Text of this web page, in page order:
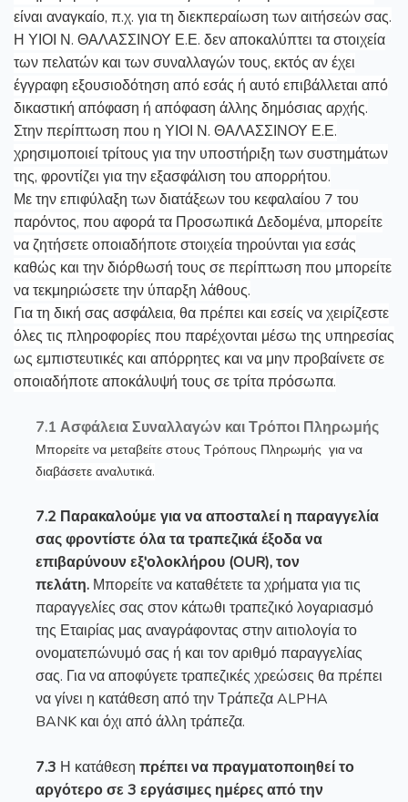
είναι αναγκαίο, π.χ. για τη διεκπεραίωση των αιτήσεών σας.
Η ΥΙΟΙ Ν. ΘΑΛΑΣΣΙΝΟΥ Ε.Ε. δεν αποκαλύπτει τα στοιχεία
των πελατών και των συναλλαγών τους, εκτός αν έχει
έγγραφη εξουσιοδότηση από εσάς ή αυτό επιβάλλεται από
δικαστική απόφαση ή απόφαση άλλης δημόσιας αρχής.
Στην περίπτωση που η ΥΙΟΙ Ν. ΘΑΛΑΣΣΙΝΟΥ Ε.Ε.
χρησιμοποιεί τρίτους για την υποστήριξη των συστημάτων
της, φροντίζει για την εξασφάλιση του απορρήτου.
Με την επιφύλαξη των διατάξεων του κεφαλαίου 7 του
παρόντος, που αφορά τα Προσωπικά Δεδομένα, μπορείτε
να ζητήσετε οποιαδήποτε στοιχεία τηρούνται για εσάς
καθώς και την διόρθωσή τους σε περίπτωση που μπορείτε
να τεκμηριώσετε την ύπαρξη λάθους.
Για τη δική σας ασφάλεια, θα πρέπει και εσείς να χειρίζεστε
όλες τις πληροφορίες που παρέχονται μέσω της υπηρεσίας
ως εμπιστευτικές και απόρρητες και να μην προβαίνετε σε
οποιαδήποτε αποκάλυψή τους σε τρίτα πρόσωπα.
7.1 Ασφάλεια Συναλλαγών και Τρόποι Πληρωμής
Μπορείτε να μεταβείτε στoυς Τρόπους Πληρωμής για να
διαβάσετε αναλυτικά.
7.2 Παρακαλούμε για να αποσταλεί η παραγγελία
σας φροντίστε όλα τα τραπεζικά έξοδα να
επιβαρύνουν εξ'ολοκλήρου (OUR), τον
πελάτη. Μπορείτε να καταθέτετε τα χρήματα για τις
παραγγελίες σας στον κάτωθι τραπεζικό λογαριασμό
της Εταιρίας μας αναγράφοντας στην αιτιολογία το
ονοματεπώνυμό σας ή και τον αριθμό παραγγελίας
σας. Για να αποφύγετε τραπεζικές χρεώσεις θα πρέπει
να γίνει η κατάθεση από την ΤράπεζαALPHA
BANK και όχι από άλλη τράπεζα.
7.3 Η κατάθεση πρέπει να πραγματοποιηθεί το
αργότερο σε 3 εργάσιμες ημέρες από την